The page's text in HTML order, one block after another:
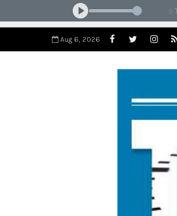
Aug 6, 2026